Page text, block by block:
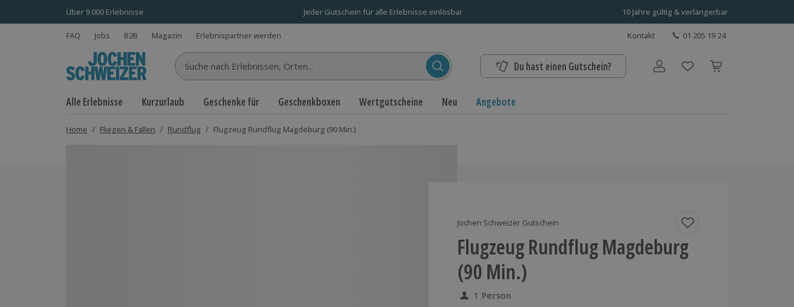
Über 9.000 Erlebnisse Jeder Gutschein für alle Erlebnisse einlösbar 10 Jahre gültig & verlängerbar
FAQ Jobs B2B Magazin Erlebnispartner werden Kontakt 01 205 19 24
Suche nach Erlebnissen... Du hast einen Gutschein? Benutzerkonto
Alle Erlebnisse Kurzurlaub Geschenke für Geschenkboxen Wertgutscheine Neu Angebote
Home / Fliegen & Fallen / Rundflug / Flugzeug Rundflug Magdeburg (90 Min.)
Jochen Schweizer Gutschein
Flugzeug Rundflug Magdeburg
(90 Min.)
1 Person